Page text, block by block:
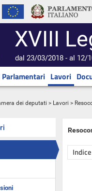
XVIII
dal 23/03/2018 - al 12/
Lavori
dei deputati > Lavori >